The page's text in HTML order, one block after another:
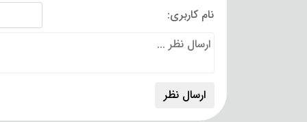
نام کاربری: